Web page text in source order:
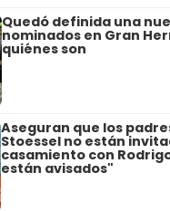
Quedó definida una
nominados en Gran
quiénes son
Aseguran que los
Stoessel no están
casamiento con
están avisados"